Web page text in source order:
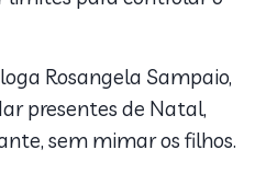
Rosangela Sampaio,
presentes de Natal,
sem mimar os filhos.